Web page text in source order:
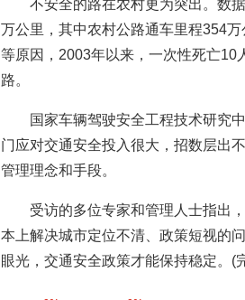
不安全的路在农村更为突出。数
万公里，其中农村公路通车里程354
等原因，2003年以来，一次性死亡10
路。
国家车辆驾驶安全工程技术研究
门应对交通安全投入很大，招数层出
管理理念和手段。
受访的多位专家和管理人士指出
本上解决城市定位不清、政策短视的
眼光，交通安全政策才能保持稳定。(